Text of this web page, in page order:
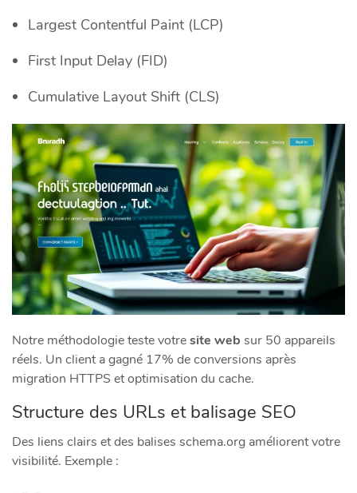
Largest Contentful Paint (LCP)
First Input Delay (FID)
Cumulative Layout Shift (CLS)
Notre méthodologie teste votresite web sur 50 appareils
réels. Un client a gagné 17% de conversions après
migration HTTPS et optimisation du cache.
Structure des URLs et balisage SEO
Des liens clairs et des balises schema.org améliorent votre
visibilité. Exemple :